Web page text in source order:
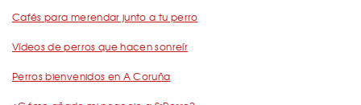
Cafés para merendar junto a tu perro
Vídeos de perros que hacen sonreír
Perros bienvenidos en A Coruña